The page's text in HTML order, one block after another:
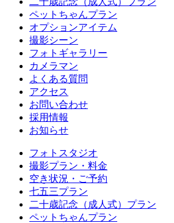
ペットちゃんプラン
オプションアイテム
撮影シーン
フォトギャラリー
カメラマン
よくある質問
アクセス
お問い合わせ
採用情報
お知らせ
フォトスタジオ
撮影プラン・料金
空き状況・ご予約
七五三プラン
二十歳記念（成人式）プラン
ペットちゃんプラン